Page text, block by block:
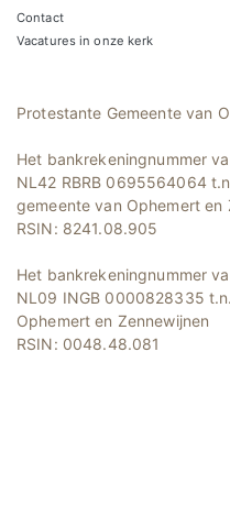
Contact
Vacatures in onze kerk
Protestante Gemeente van
Het bankrekeningnummer
NL42 RBRB 0695564064
gemeente van Ophemert en
RSIN: 8241.08.905
Het bankrekeningnummer
NL09 INGB 0000828335
Ophemert en Zennewijnen
RSIN: 0048.48.081